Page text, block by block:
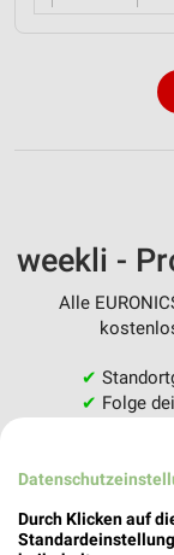
weekli -
Alle
✔
✔ Folge
Durch Klicken auf